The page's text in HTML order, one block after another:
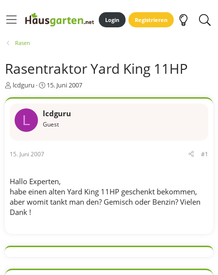
Login Registrieren
Rasen
Rasentraktor Yard King 11HP
E
e
r
lcdguru
E
t
l
15. Juni 2007
L lcdguru
Guest
15. Juni 2007 #1
Hallo Experten,
habe einen alten Yard King 11HP geschenkt bekommen,
aber womit tankt man den? Gemisch oder Benzin? Vielen
Dank !